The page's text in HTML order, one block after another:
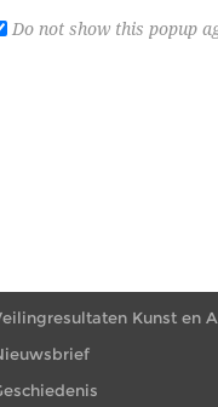
Kunst en
Do not show this popup